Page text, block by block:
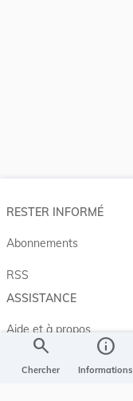
search
Chercher
info
Informations
RESTER INFORMÉ
Abonnements
RSS
ASSISTANCE
Aide et à propos